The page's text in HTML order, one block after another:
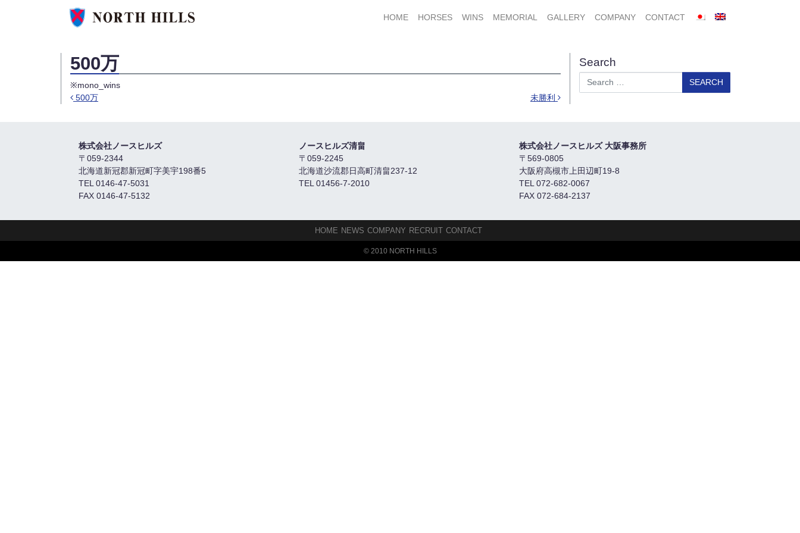
HOME
HORSES WINS MEMORIAL GALLERY COMPANY CONTACT
500万
※mono_wins
500万 未勝利
Search
Search
株式会社ノースヒルズ
〒059-2344
北海道新冠郡新冠町字美宇198番5
TEL 0146-47-5031
FAX 0146-47-5132
ノースヒルズ清畠
〒059-2245
北海道沙流郡日高町清畠237-12
TEL 01456-7-2010
株式会社ノースヒルズ 大阪事務所
〒569-0805
大阪府高槻市上田辺町19-8
TEL 072-682-0067
FAX 072-684-2137
HOME NEWS COMPANY RECRUIT CONTACT
© 2010 NORTH HILLS